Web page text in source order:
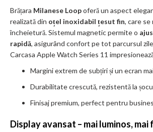
Brățara Milanese Loopoferă un aspect
realizată din oțel inoxidabil țesut fin, care se
încheietură. Sistemul magnetic permite o
rapidă, asigurând confort pe tot parcursul
Carcasa Apple Watch Series 11
Margini extrem de subțiri și un ecran
Durabilitate crescută, rezistentă la
Finisaj premium, perfect pentru
Display avansat – mai luminos, mai